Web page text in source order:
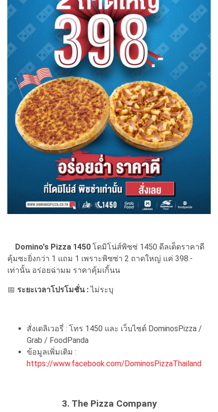
Domino's Pizza 1450 โดมิโน่ส์พิซซ่ 1450 ดีลเด็ดราคาดี
คุ้มซะยิ่งกว่า 1 แถม 1 เพราะพิซซ่า 2 ถาดใหญ่ แค่ 398.-
เท่านั้น อร่อยฉ่ามม ราคาคุ้มเกิ้นน
📅 ระยะเวลาโปรโมชั่น :ไม่ระบุ
สั่งเดลิเวอรี่ : โทร 1450 และ เว็บไซต์ DominosPizza /
Grab / FoodPanda
ข้อมูลเพิ่มเติม :
https://www.facebook.com/DominosPizzaThailand
3. The Pizza Company